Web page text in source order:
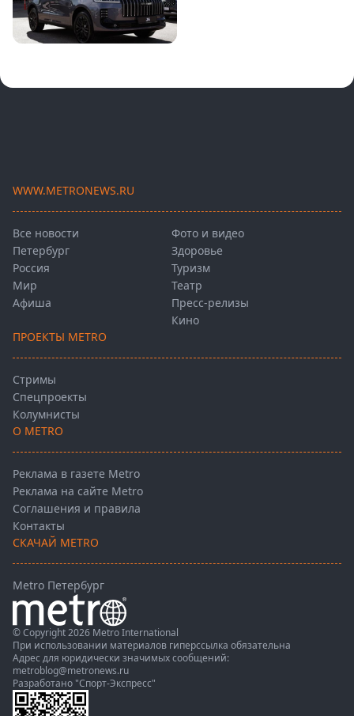
WWW.METRONEWS.RU
Все новости
Петербург
Россия
Мир
Афиша
Фото и видео
Здоровье
Туризм
Театр
Пресс-релизы
Кино
ПРОЕКТЫ METRO
Стримы
Спецпроекты
Колумнисты
О METRO
Реклама в газете Metro
Реклама на сайте Metro
Соглашения и правила
Контакты
СКАЧАЙ METRO
Metro Петербург
© Copyright 2026 Metro International
При использовании материалов гиперссылка обязательна
Адрес для юридически значимых сообщений:
metroblog@metronews.ru
Разработано "Спорт-Экспресс"